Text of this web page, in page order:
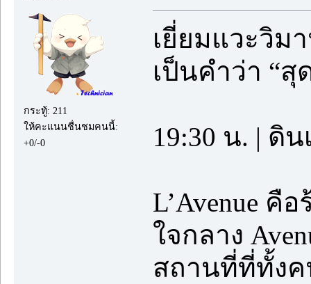
กระทู้: 211
ให้คะแนนชื่นชมคนนี้:
+0/-0
เยี่ยมแวะวิม
เป็นคำว่า “สุ
19:30 น. | ดิ
L’Avenue คื
ใจกลาง
สถานที่ที่ทั้งค